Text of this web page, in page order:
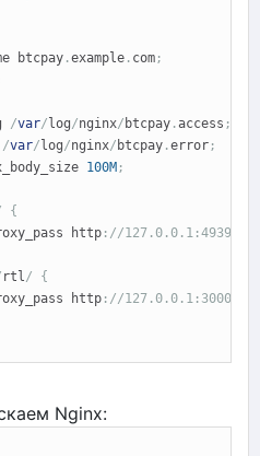
.example . com ;
/var/ log/nginx/ btcpay .access ;
/var/ log/nginx/ btcpay .error ;
100M ;
{
http : //127.0.0.1:49392;
rtl/
{
http : //127.0.0.1:3000/
Nginx: